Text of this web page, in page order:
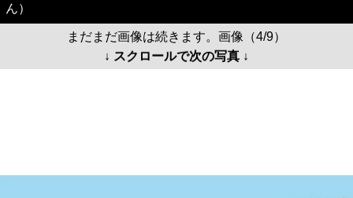
ん）
まだまだ画像は続きます。画像（4/9）
↓ スクロールで次の写真 ↓